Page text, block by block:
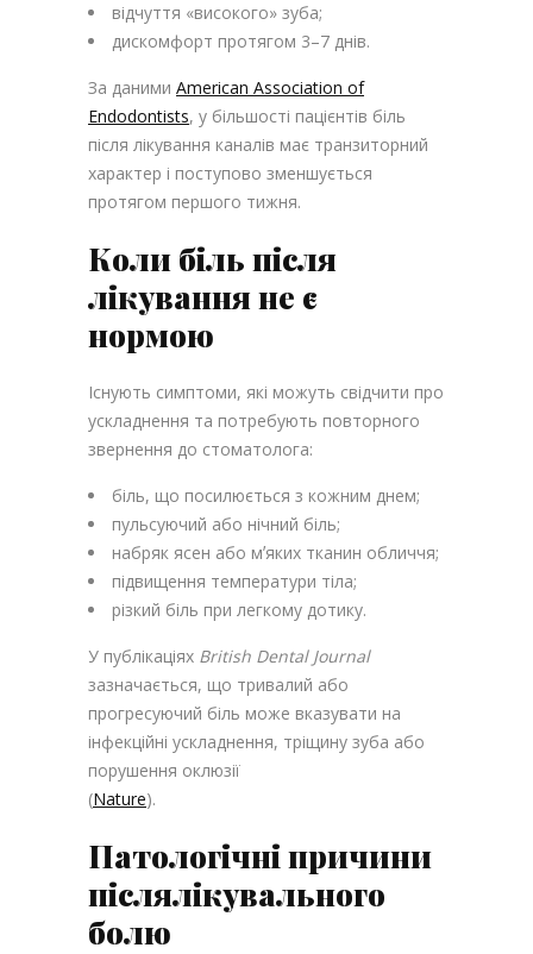
відчуття «високого» зуба;
дискомфорт протягом 3–7 днів.
За даними American Association of
Endodontists, у більшості пацієнтів біль
після лікування каналів має транзиторний
характер і поступово зменшується
протягом першого тижня.
Коли біль після
лікування не є
нормою
Існують симптоми, які можуть свідчити про
ускладнення та потребують повторного
звернення до стоматолога:
біль, що посилюється з кожним днем;
пульсуючий або нічний біль;
набряк ясен або мʼяких тканин обличчя;
підвищення температури тіла;
різкий біль при легкому дотику.
У публікаціях British Dental Journal
зазначається, що тривалий або
прогресуючий біль може вказувати на
інфекційні ускладнення, тріщину зуба або
порушення оклюзії
(Nature).
Патологічні причини
післялікувального
болю